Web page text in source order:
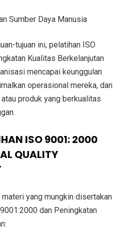
Sumber Daya Manusia
tujuan ini, pelatihan ISO
Kualitas Berkelanjutan
mencapai keunggulan
operasional mereka, dan
produk yang berkualitas
ISO 9001: 2000
QUALITY
yang mungkin disertakan
dan Peningkatan